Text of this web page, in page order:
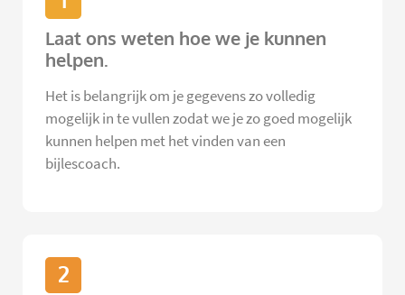
Laat ons weten hoe we je kunnen
helpen.
Het is belangrijk om je gegevens zo volledig
mogelijk in te vullen zodat we je zo goed mogelijk
kunnen helpen met het vinden van een
bijlescoach.
2